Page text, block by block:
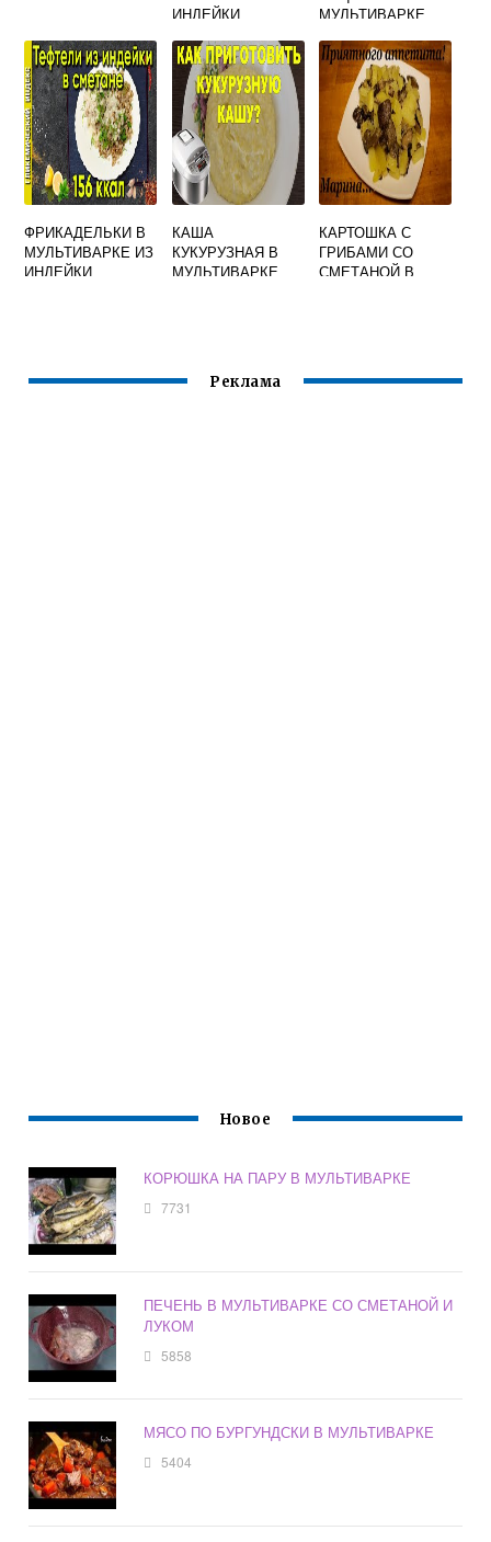
ИНДЕЙКИ
МУЛЬТИВАРКЕ
ФРИКАДЕЛЬКИ В
МУЛЬТИВАРКЕ ИЗ
ИНДЕЙКИ
КАША
КУКУРУЗНАЯ В
МУЛЬТИВАРКЕ
КАРТОШКА С
ГРИБАМИ СО
СМЕТАНОЙ В
Реклама
Новое
КОРЮШКА НА ПАРУ В МУЛЬТИВАРКЕ
7731
ПЕЧЕНЬ В МУЛЬТИВАРКЕ СО СМЕТАНОЙ И
ЛУКОМ
5858
МЯСО ПО БУРГУНДСКИ В МУЛЬТИВАРКЕ
5404